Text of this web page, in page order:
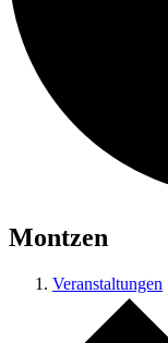
Montzen
Veranstaltungen